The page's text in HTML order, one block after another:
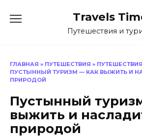
Travels
Путешествия и
ГЛАВНАЯ » ПУТЕШЕСТВИЯ »
ПУСТЫННЫЙ ТУРИЗМ — КАК ВЫЖИТЬ И
ПРИРОДОЙ
Пустынный
выжить и
природой